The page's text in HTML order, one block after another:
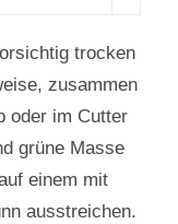
trocken
zusammen
oder im Cutter
grüne Masse
einem mit
ausstreichen.